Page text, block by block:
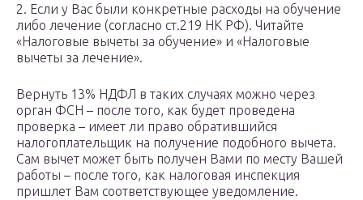
2. Если у Вас были конкретные расходы на обучение
либо лечение (согласно ст.219 НК РФ). Читайте
«Налоговые вычеты за обучение» и «Налоговые
вычеты за лечение».
Вернуть 13% НДФЛ в таких случаях можно через
орган ФСН – после того, как будет проведена
проверка – имеет ли право обратившийся
налогоплательщик на получение подобного вычета.
Сам вычет может быть получен Вами по месту Вашей
работы – после того, как налоговая инспекция
пришлет Вам соответствующее уведомление.